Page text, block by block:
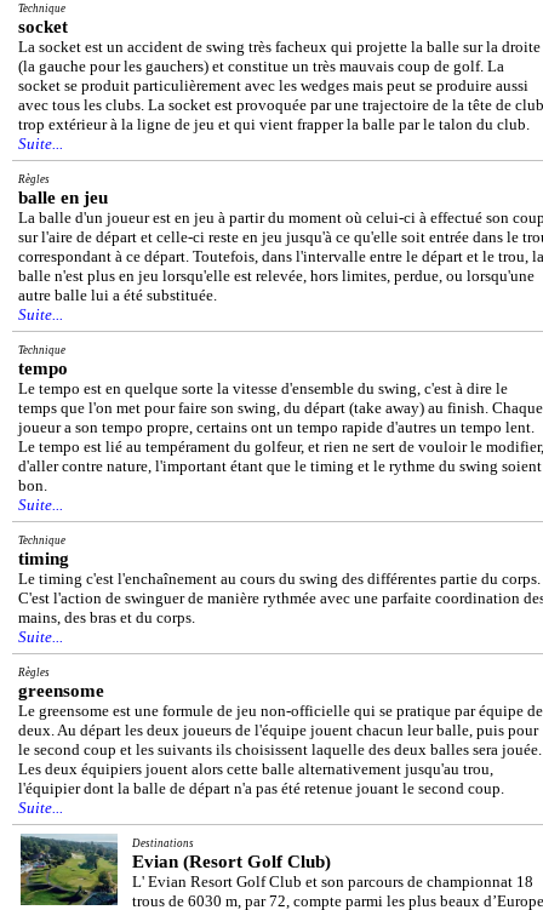
Technique
socket
La socket est un accident de swing très facheux qui projette la balle sur la droite
(la gauche pour les gauchers) et constitue un très mauvais coup de golf. La
socket se produit particulièrement avec les wedges mais peut se produire aussi
avec tous les clubs. La socket est provoquée par une trajectoire de la tête de club
trop extérieur à la ligne de jeu et qui vient frapper la balle par le talon du club.
Suite...
Règles
balle en jeu
La balle d'un joueur est en jeu à partir du moment où celui-ci à effectué son
sur l'aire de départ et celle-ci reste en jeu jusqu'à ce qu'elle soit entrée dans le
correspondant à ce départ. Toutefois, dans l'intervalle entre le départ et le trou, la
balle n'est plus en jeu lorsqu'elle est relevée, hors limites, perdue, ou lorsqu'une
autre balle lui a été substituée.
Suite...
Technique
tempo
Le tempo est en quelque sorte la vitesse d'ensemble du swing, c'est à dire le
temps que l'on met pour faire son swing, du départ (take away) au finish. Chaque
joueur a son tempo propre, certains ont un tempo rapide d'autres un tempo lent.
Le tempo est lié au tempérament du golfeur, et rien ne sert de vouloir le modifier,
d'aller contre nature, l'important étant que le timing et le rythme du swing soient
bon.
Suite...
Technique
timing
Le timing c'est l'enchaînement au cours du swing des différentes partie du corps.
C'est l'action de swinguer de manière rythmée avec une parfaite coordination
mains, des bras et du corps.
Suite...
Règles
greensome
Le greensome est une formule de jeu non-officielle qui se pratique par équipe de
deux. Au départ les deux joueurs de l'équipe jouent chacun leur balle, puis pour
le second coup et les suivants ils choisissent laquelle des deux balles sera jouée.
Les deux équipiers jouent alors cette balle alternativement jusqu'au trou,
l'équipier dont la balle de départ n'a pas été retenue jouant le second coup.
Suite...
Destinations
Evian (Resort Golf Club)
L' Evian Resort Golf Club et son parcours de championnat 18
trous de 6030 m, par 72, compte parmi les plus beaux